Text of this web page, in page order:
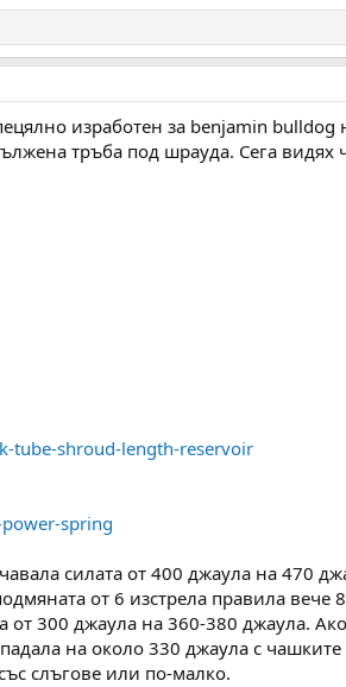
изработен за benjamin
тръба под шрауда. Сега видях
tube-shroud-length-reservoir
spring
силата от 400 джаула на 470
от 6 изстрела правила вече
300 джаула на 360-380 джаула.
на около 330 джаула с
слъгове или по-малко.